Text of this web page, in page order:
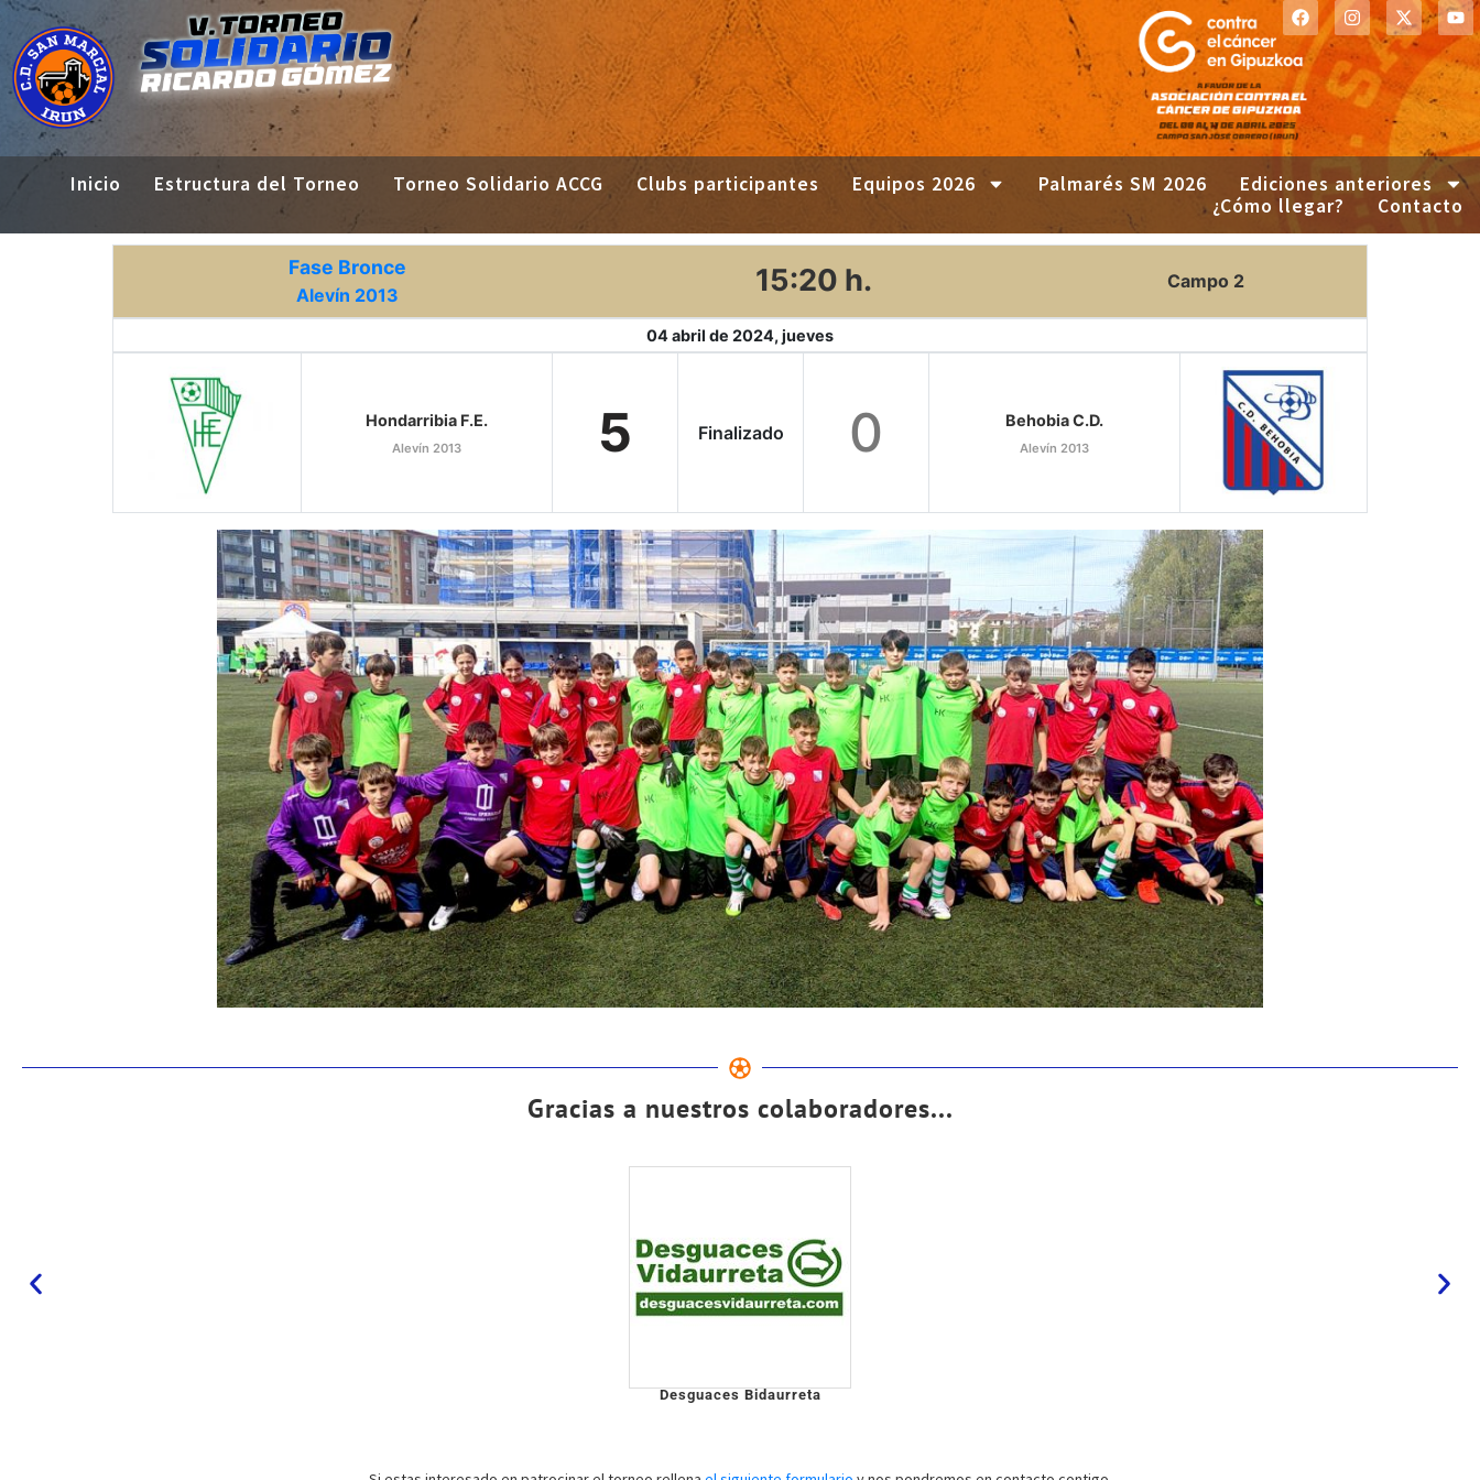
Inicio Estructura del Torneo Torneo Solidario ACCG Clubs participantes Equipos 2026 Palmarés SM 2026
Ediciones anteriores
¿Cómo llegar?
Contacto
Fase Bronce
Alevín 2013 15:20 h. Campo 2
04 abril de 2024, jueves
Hondarribia F.E.
Alevín 2013 5 Finalizado 0 Behobia C.D.
Alevín 2013
Gracias a nuestros colaboradores...
Desguaces Bidaurreta